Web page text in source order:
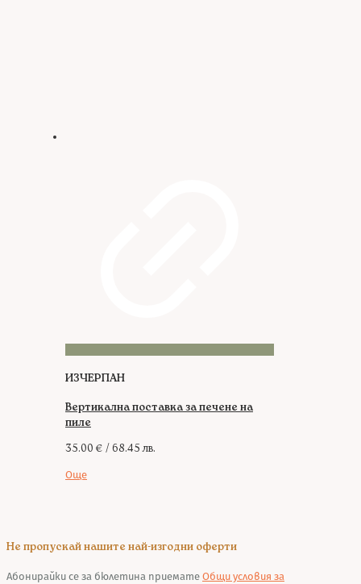
ИЗЧЕРПАН
Вертикална поставка за печене на
пиле
35.00 € / 68.45 лв.
Още
Не пропускай нашите най-изгодни оферти
Абонирайки се за бюлетина приемате Общи условия за